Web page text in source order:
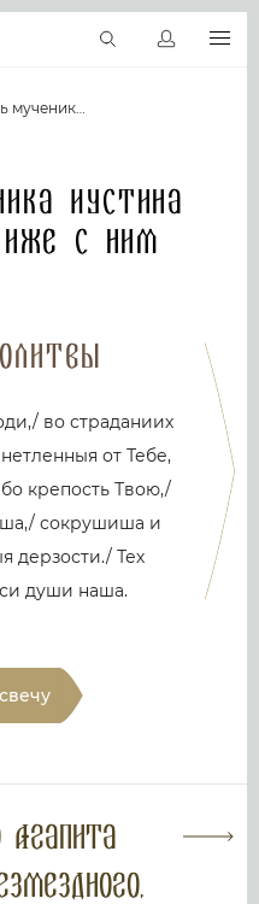
RU
Тропарь мученика Иустина Философа и иже с ним
Иустина
с ним
во страданиих
от Тебе,
крепость Твою,/
сокрушиша и
дерзости./ Тех
души наша.
Агапита